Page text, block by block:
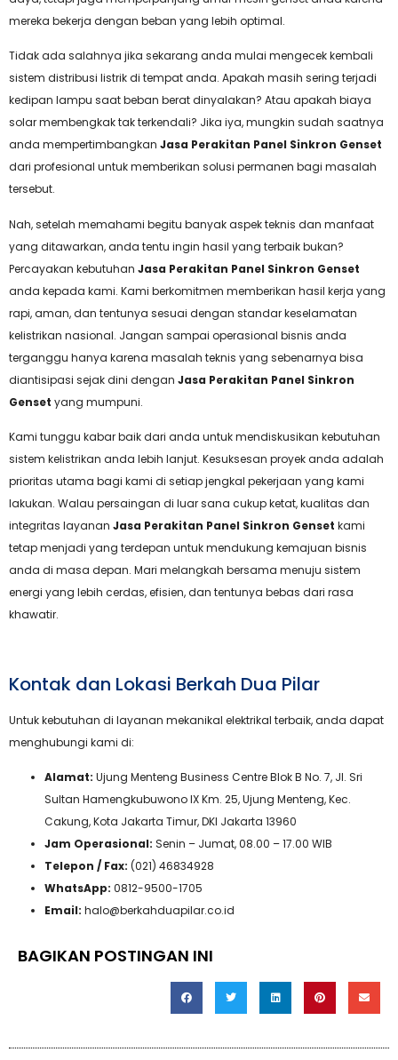
mereka bekerja dengan beban yang lebih optimal.
Tidak ada salahnya jika sekarang anda mulai mengecek kembali
sistem distribusi listrik di tempat anda. Apakah masih sering terjadi
kedipan lampu saat beban berat dinyalakan? Atau apakah biaya
solar membengkak tak terkendali? Jika iya, mungkin sudah saatnya
anda mempertimbangkan Jasa Perakitan Panel Sinkron Genset
dari profesional untuk memberikan solusi permanen bagi masalah
tersebut.
Nah, setelah memahami begitu banyak aspek teknis dan manfaat
yang ditawarkan, anda tentu ingin hasil yang terbaik bukan?
Percayakan kebutuhan Jasa Perakitan Panel Sinkron Genset
anda kepada kami. Kami berkomitmen memberikan hasil kerja yang
rapi, aman, dan tentunya sesuai dengan standar keselamatan
kelistrikan nasional. Jangan sampai operasional bisnis anda
terganggu hanya karena masalah teknis yang sebenarnya bisa
diantisipasi sejak dini dengan Jasa Perakitan Panel Sinkron
Genset yang mumpuni.
Kami tunggu kabar baik dari anda untuk mendiskusikan kebutuhan
sistem kelistrikan anda lebih lanjut. Kesuksesan proyek anda adalah
prioritas utama bagi kami di setiap jengkal pekerjaan yang kami
lakukan. Walau persaingan di luar sana cukup ketat, kualitas dan
integritas layanan Jasa Perakitan Panel Sinkron Genset kami
tetap menjadi yang terdepan untuk mendukung kemajuan bisnis
anda di masa depan. Mari melangkah bersama menuju sistem
energi yang lebih cerdas, efisien, dan tentunya bebas dari rasa
khawatir.
Kontak dan Lokasi Berkah Dua Pilar
Untuk kebutuhan di layanan mekanikal elektrikal terbaik, anda dapat
menghubungi kami di:
Alamat: Ujung Menteng Business Centre Blok B No. 7, Jl. Sri
Sultan Hamengkubuwono IX Km. 25, Ujung Menteng, Kec.
Cakung, Kota Jakarta Timur, DKI Jakarta 13960
Jam Operasional: Senin – Jumat, 08.00 – 17.00 WIB
Telepon / Fax: (021) 46834928
WhatsApp: 0812-9500-1705
Email: halo@berkahduapilar.co.id
BAGIKAN POSTINGAN INI